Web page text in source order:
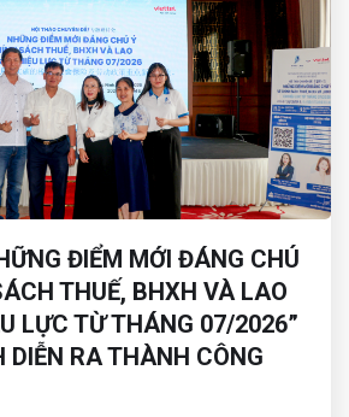
ĐIỂM MỚI ĐÁNG CHÚ
THUẾ, BHXH VÀ LAO
LỰC TỪ THÁNG 07/2026”
DIỄN RA THÀNH CÔNG